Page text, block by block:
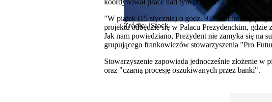
Źródło: iStock
"W piątek (15 stycznia) o godz. 9.00 odbieramy
projektu odbędzie się w Pałacu Prezydenckim,
Jak nam powiedziano, Prezydent nie zamyka się na
grupującego frankowiczów stowarzyszenia "Pro
Stowarzyszenie zapowiada jednocześnie złożenie w
oraz "czarną procesję oszukiwanych przez banki".